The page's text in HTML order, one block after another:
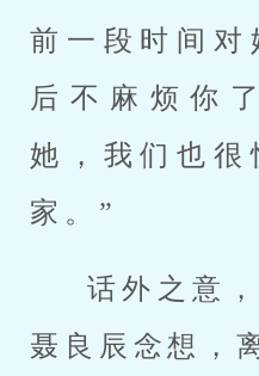
前一段时间对
后不麻烦你
她，我们也很
家。”
话外之意
聂良辰念想，